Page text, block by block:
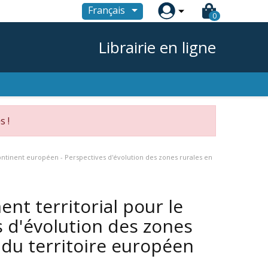
Français  0
Librairie en ligne
!
européen - Perspectives d'évolution des zones rurales en
territorial pour le
des zones
territoire européen